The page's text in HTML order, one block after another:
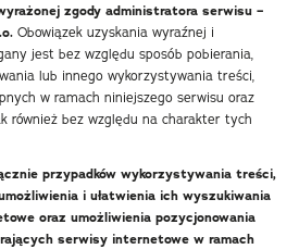
zgody administratora serwisu –
Obowiązek uzyskania wyraźnej i
jest bez względu sposób pobierania,
lub innego wykorzystywania treści,
w ramach niniejszego serwisu oraz
również bez względu na charakter tych
przypadków wykorzystywania treści,
i ułatwienia ich wyszukiwania
oraz umożliwienia pozycjonowania
serwisy internetowe w ramach